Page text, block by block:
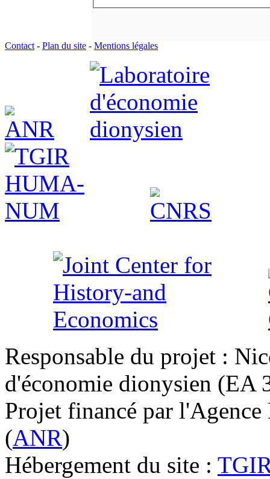
Contact- Plan du site - Mentions légales
Responsable du projet :
d'économie dionysien
Projet financé par l'Agence
(ANR)
Hébergement du site :